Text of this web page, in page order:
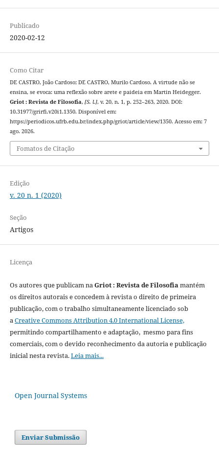
Publicado
2020-02-12
Como Citar
DE CASTRO, João Cardoso; DE CASTRO, Murilo Cardoso. A virtude não se
ensina, se evoca: uma reflexão sobre arete e paideia em Martin Heidegger.
Griot : Revista de Filosofia, [S. l.], v. 20, n. 1, p. 252–263, 2020. DOI:
10.31977/grirfi.v20i1.1350. Disponível em:
https://periodicos.ufrb.edu.br/index.php/griot/article/view/1350. Acesso em: 7
ago. 2026.
Fomatos de Citação
Edição
v. 20 n. 1 (2020)
Seção
Artigos
Licença
Os autores que publicam naGriot : Revista de Filosofiamantém
os direitos autorais e concedem à revista o direito de primeira
publicação, com o trabalho simultaneamente licenciado sob
aCreative Commons Attribution 4.0 International License,
permitindo compartilhamento e adaptação, mesmo para fins
comerciais, com o devido reconhecimento da autoria e publicação
inicial nesta revista.Leia mais...
Open Journal Systems
Enviar Submissão